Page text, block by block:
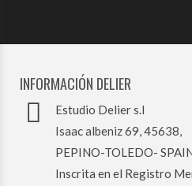
INFORMACIÓN DELIER
Estudio Delier s.l
Isaac albeniz 69, 45638,
PEPINO-TOLEDO-
Inscrita en el Registro